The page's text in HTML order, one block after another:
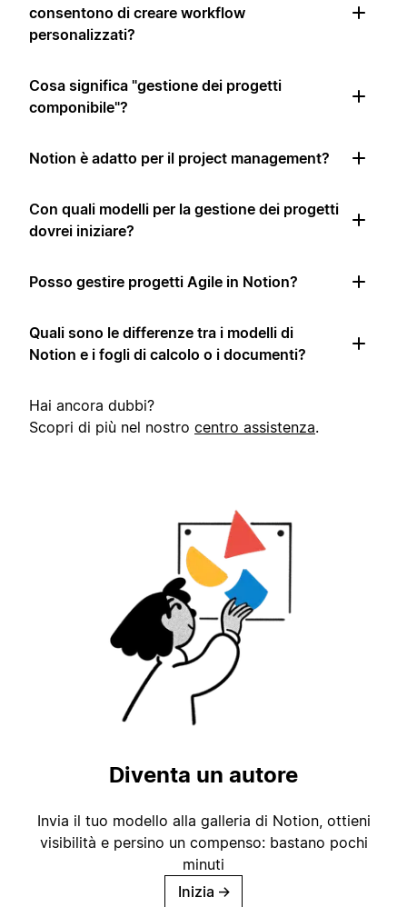
consentono di creare workflow
personalizzati?
Cosa significa "gestione dei progetti
componibile"?
Notion è adatto per il project management?
Con quali modelli per la gestione dei progetti
dovrei iniziare?
Posso gestire progetti Agile in Notion?
Quali sono le differenze tra i modelli di
Notion e i fogli di calcolo o i documenti?
Hai ancora dubbi?
Scopri di più nel nostro centro assistenza.
Diventa un autore
Invia il tuo modello alla galleria di Notion, ottieni
visibilità e persino un compenso: bastano pochi
minuti
Inizia →